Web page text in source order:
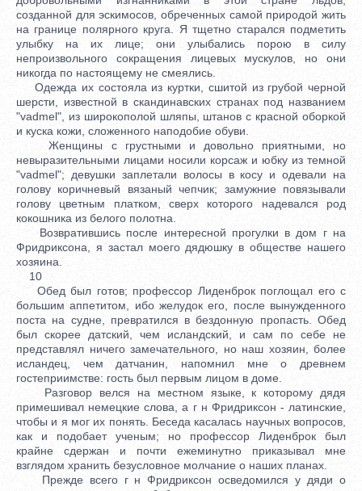
созданной для эскимосов, обреченных самой природой жить
на границе полярного круга. Я тщетно старался подметить
улыбку на их лице; они улыбались порою в силу
непроизвольного сокращения лицевых мускулов, но они
никогда по настоящему не смеялись.
Одежда их состояла из куртки, сшитой из грубой черной
шерсти, известной в скандинавских странах под названием
"vadmel", из широкополой шляпы, штанов с красной оборкой
и куска кожи, сложенного наподобие обуви.
Женщины с грустными и довольно приятными, но
невыразительными лицами носили корсаж и юбку из темной
"vadmel"; девушки заплетали волосы в косу и одевали на
голову коричневый вязаный чепчик; замужние повязывали
голову цветным платком, сверх которого надевался род
кокошника из белого полотна.
Возвратившись после интересной прогулки в дом г на
Фридриксона, я застал моего дядюшку в обществе нашего
хозяина.
10
Обед был готов; профессор Лиденброк поглощал его с
большим аппетитом, ибо желудок его, после вынужденного
поста на судне, превратился в бездонную пропасть. Обед
был скорее датский, чем исландский, и сам по себе не
представлял ничего замечательного, но наш хозяин, более
исландец, чем датчанин, напомнил мне о древнем
гостеприимстве: гость был первым лицом в доме.
Разговор велся на местном языке, к которому дядя
примешивал немецкие слова, а г н Фридриксон - латинские,
чтобы и я мог их понять. Беседа касалась научных вопросов,
как и подобает ученым; но профессор Лиденброк был
крайне сдержан и почти ежеминутно приказывал мне
взглядом хранить безусловное молчание о наших планах.
Прежде всего г н Фридриксон осведомился у дяди о